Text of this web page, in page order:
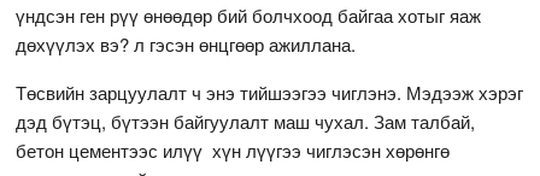
үндсэн ген рүү өнөөдөр бий болчхоод байгаа хотыг яаж
дөхүүлэх вэ? л гэсэн өнцгөөр ажиллана.
Төсвийн зарцуулалт ч энэ тийшээгээ чиглэнэ. Мэдээж хэрэг
дэд бүтэц, бүтээн байгуулалт маш чухал. Зам талбай,
бетон цементээс илүү хүн лүүгээ чиглэсэн хөрөнгө